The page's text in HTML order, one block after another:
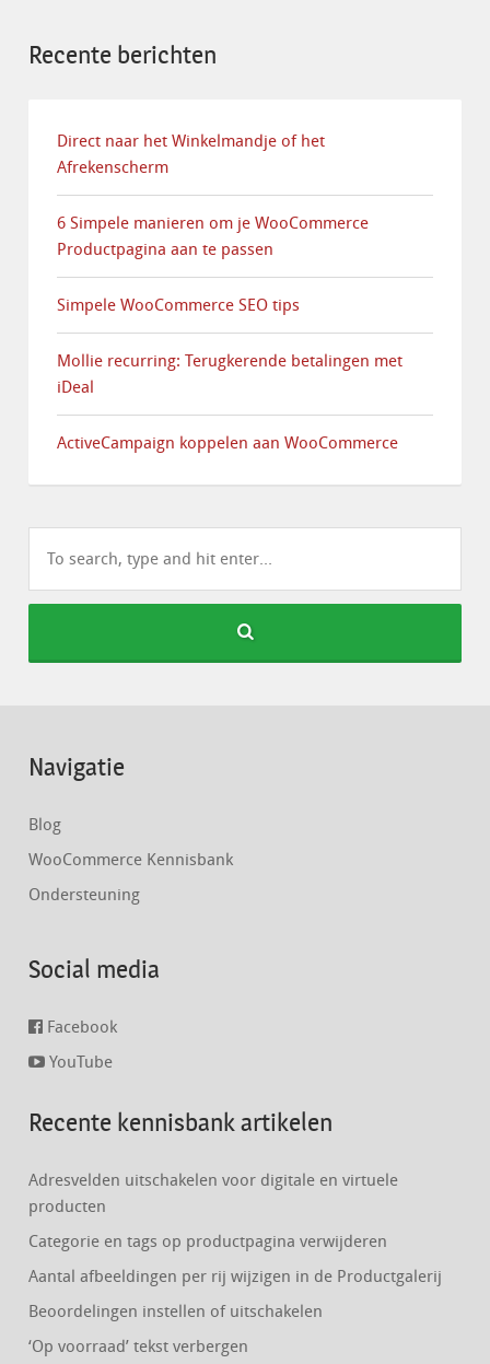
Recente berichten
Direct naar het Winkelmandje of het
Afrekenscherm
6 Simpele manieren om je WooCommerce
Productpagina aan te passen
Simpele WooCommerce SEO tips
Mollie recurring: Terugkerende betalingen met
iDeal
ActiveCampaign koppelen aan WooCommerce
Navigatie
Blog
WooCommerce Kennisbank
Ondersteuning
Social media
Facebook
YouTube
Recente kennisbank artikelen
Adresvelden uitschakelen voor digitale en virtuele
producten
Categorie en tags op productpagina verwijderen
Aantal afbeeldingen per rij wijzigen in de Productgalerij
Beoordelingen instellen of uitschakelen
‘Op voorraad’ tekst verbergen